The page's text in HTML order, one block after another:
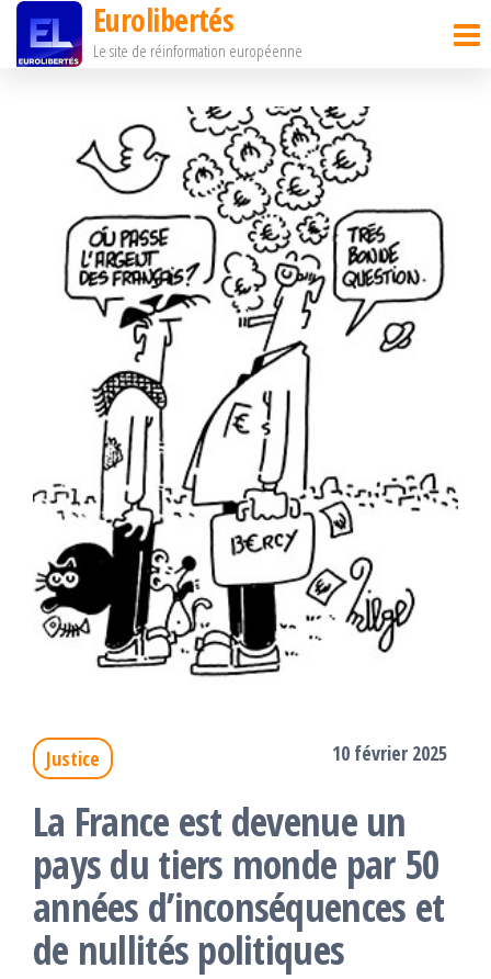
Passer
Eurolibertés
Le site de réinformation européenne
Justice 10 février 2025
La France est devenue un
pays du tiers monde par 50
années d’inconséquences et
de nullités politiques